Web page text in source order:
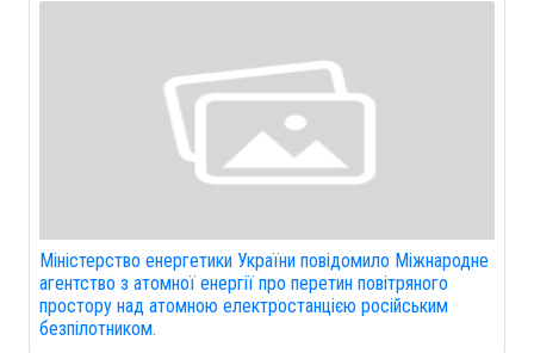
Міністерство енергетики України повідомило Міжнародне
агентство з атомної енергії про перетин повітряного
простору над атомною електростанцією російським
безпілотником.